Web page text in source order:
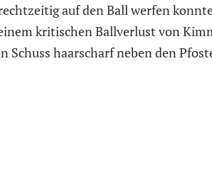
auf den Ball werfen
kritischen Ballverlust von
Schuss haarscharf neben den